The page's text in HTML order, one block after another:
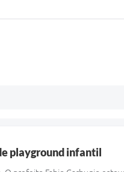
playground infantil